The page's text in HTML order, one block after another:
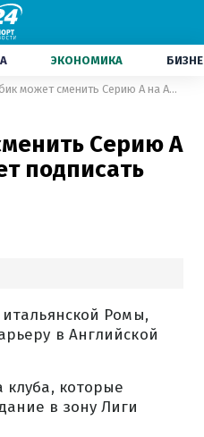
ЭКОНОМИКА
Довбик может сменить Серию А на АПЛ: кто хочет подписать украинца
Серию А
подписать
Ромы,
в Английской
клуба, которые
в зону Лиги